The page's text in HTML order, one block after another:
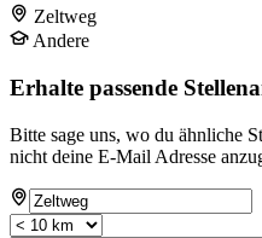
Zeltweg
Andere
Erhalte passende
Bitte sage uns, wo du ähnliche
nicht deine E-Mail Adresse